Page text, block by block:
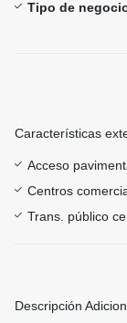
Tipo de
Características
Acceso
Centros
Trans. público
Descripción